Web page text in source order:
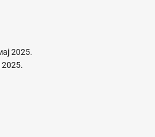
2025.
2025.